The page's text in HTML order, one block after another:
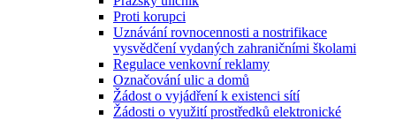
Proti korupci
Uznávání rovnocennosti a nostrifikace
vysvědčení vydaných zahraničními školami
Regulace venkovní reklamy
Označování ulic a domů
Žádost o vyjádření k existenci sítí
Žádosti o využití prostředků elektronické